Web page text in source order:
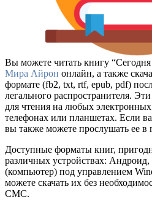
Вы можете читать книгу
Мира Айрон онлайн, а также
формате (fb2, txt, rtf, epub, pdf)
легального распространителя.
для чтения на любых
телефонах или планшетах. Если
вы также можете прослушать ее в
Доступные форматы книг,
различных устройствах:
(компьютер) под управлением
можете скачать их без
СМС.